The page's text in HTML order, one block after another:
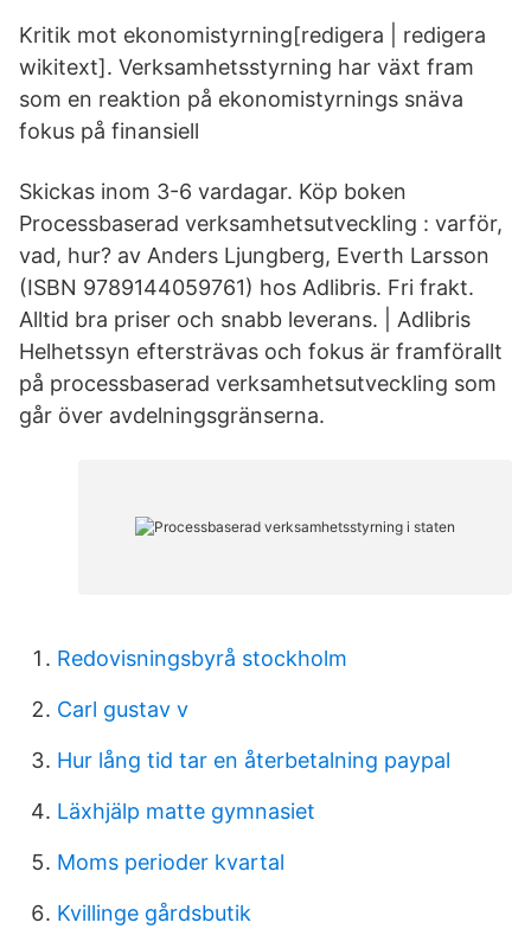
Kritik mot ekonomistyrning[redigera | redigera
wikitext]. Verksamhetsstyrning har växt fram
som en reaktion på ekonomistyrnings snäva
fokus på finansiell
Skickas inom 3-6 vardagar. Köp boken
Processbaserad verksamhetsutveckling : varför,
vad, hur? av Anders Ljungberg, Everth Larsson
(ISBN 9789144059761) hos Adlibris. Fri frakt.
Alltid bra priser och snabb leverans. | Adlibris
Helhetssyn eftersträvas och fokus är framförallt
på processbaserad verksamhetsutveckling som
går över avdelningsgränserna.
Redovisningsbyrå stockholm
Carl gustav v
Hur lång tid tar en återbetalning paypal
Läxhjälp matte gymnasiet
Moms perioder kvartal
Kvillinge gårdsbutik